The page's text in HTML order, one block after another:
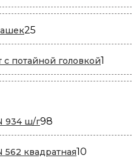
товаров
25
товаров
с потайной головкой1
товар
934 ш/г98
товаров
562 квадратная10